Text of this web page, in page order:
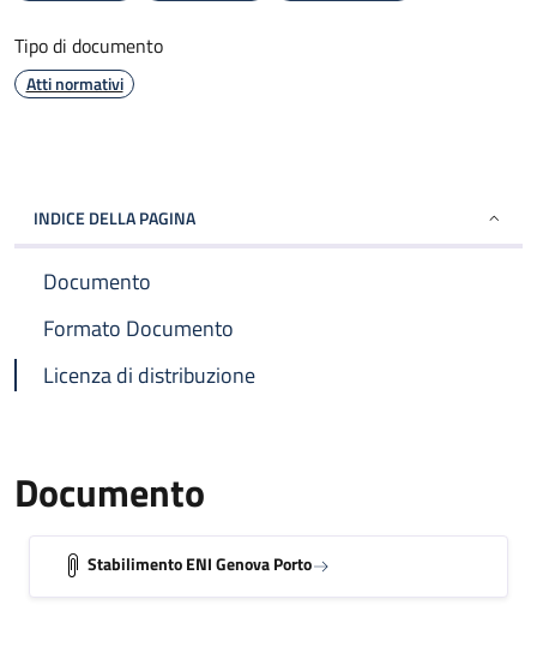
Tipo di documento
Atti normativi
INDICE DELLA PAGINA
Documento
Formato Documento
Licenza di distribuzione
Documento
Stabilimento ENI Genova Porto